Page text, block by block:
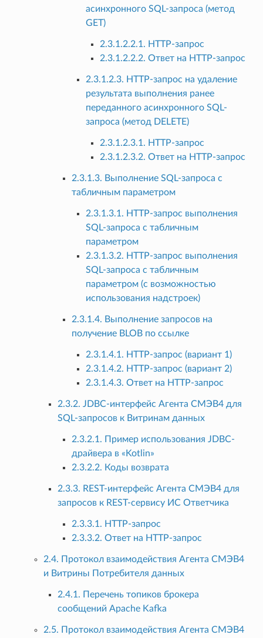
асинхронного SQL-запроса (метод
GET)
2.3.1.2.2.1. HTTP-запрос
2.3.1.2.2.2. Ответ на HTTP-запрос
2.3.1.2.3. HTTP-запрос на удаление
результата выполнения ранее
переданного асинхронного SQL-
запроса (метод DELETE)
2.3.1.2.3.1. HTTP-запрос
2.3.1.2.3.2. Ответ на HTTP-запрос
2.3.1.3. Выполнение SQL-запроса с
табличным параметром
2.3.1.3.1. HTTP-запрос выполнения
SQL-запроса с табличным
параметром
2.3.1.3.2. HTTP-запрос выполнения
SQL-запроса с табличным
параметром (с возможностью
использования надстроек)
2.3.1.4. Выполнение запросов на
получение BLOB по ссылке
2.3.1.4.1. HTTP-запрос (вариант 1)
2.3.1.4.2. HTTP-запрос (вариант 2)
2.3.1.4.3. Ответ на HTTP-запрос
2.3.2. JDBC-интерфейс Агента СМЭВ4 для
SQL-запросов к Витринам данных
2.3.2.1. Пример использования JDBC-
драйвера в «Kotlin»
2.3.2.2. Коды возврата
2.3.3. REST-интерфейс Агента СМЭВ4 для
запросов к REST-сервису ИС Ответчика
2.3.3.1. HTTP-запрос
2.3.3.2. Ответ на HTTP-запрос
2.4. Протокол взаимодействия Агента СМЭВ4
и Витрины Потребителя данных
2.4.1. Перечень топиков брокера
сообщений Apache Kafka
2.5. Протокол взаимодействия Агента СМЭВ4